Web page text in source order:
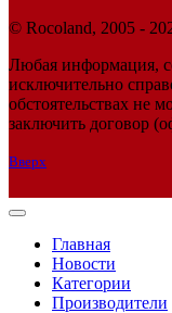
© Rocoland, 2005 -
Любая информация,
исключительно
обстоятельствах не
заключить договор
Вверх
Главная
Новости
Категории
Производители